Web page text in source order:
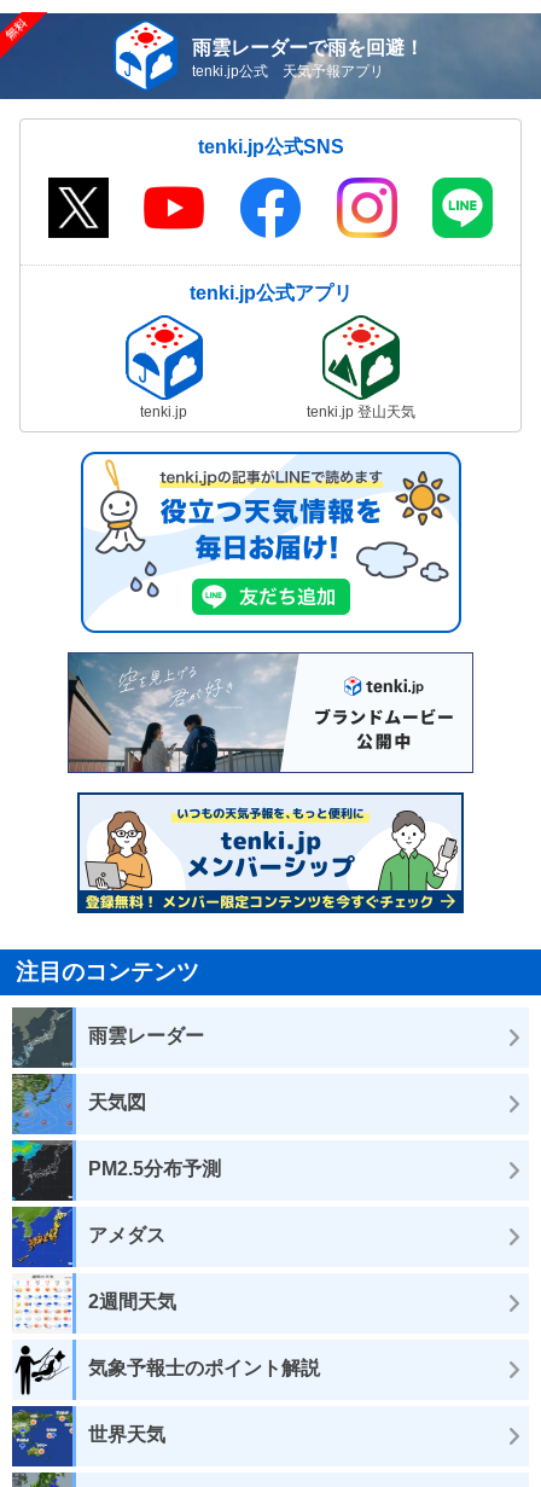
雨雲レーダーで雨を回避！
tenki.jp公式 天気予報アプリ
tenki.jp公式SNS
tenki.jp公式アプリ
tenki.jp tenki.jp 登山天気
注目のコンテンツ
雨雲レーダー
天気図
PM2.5分布予測
アメダス
2週間天気
気象予報士のポイント解説
世界天気